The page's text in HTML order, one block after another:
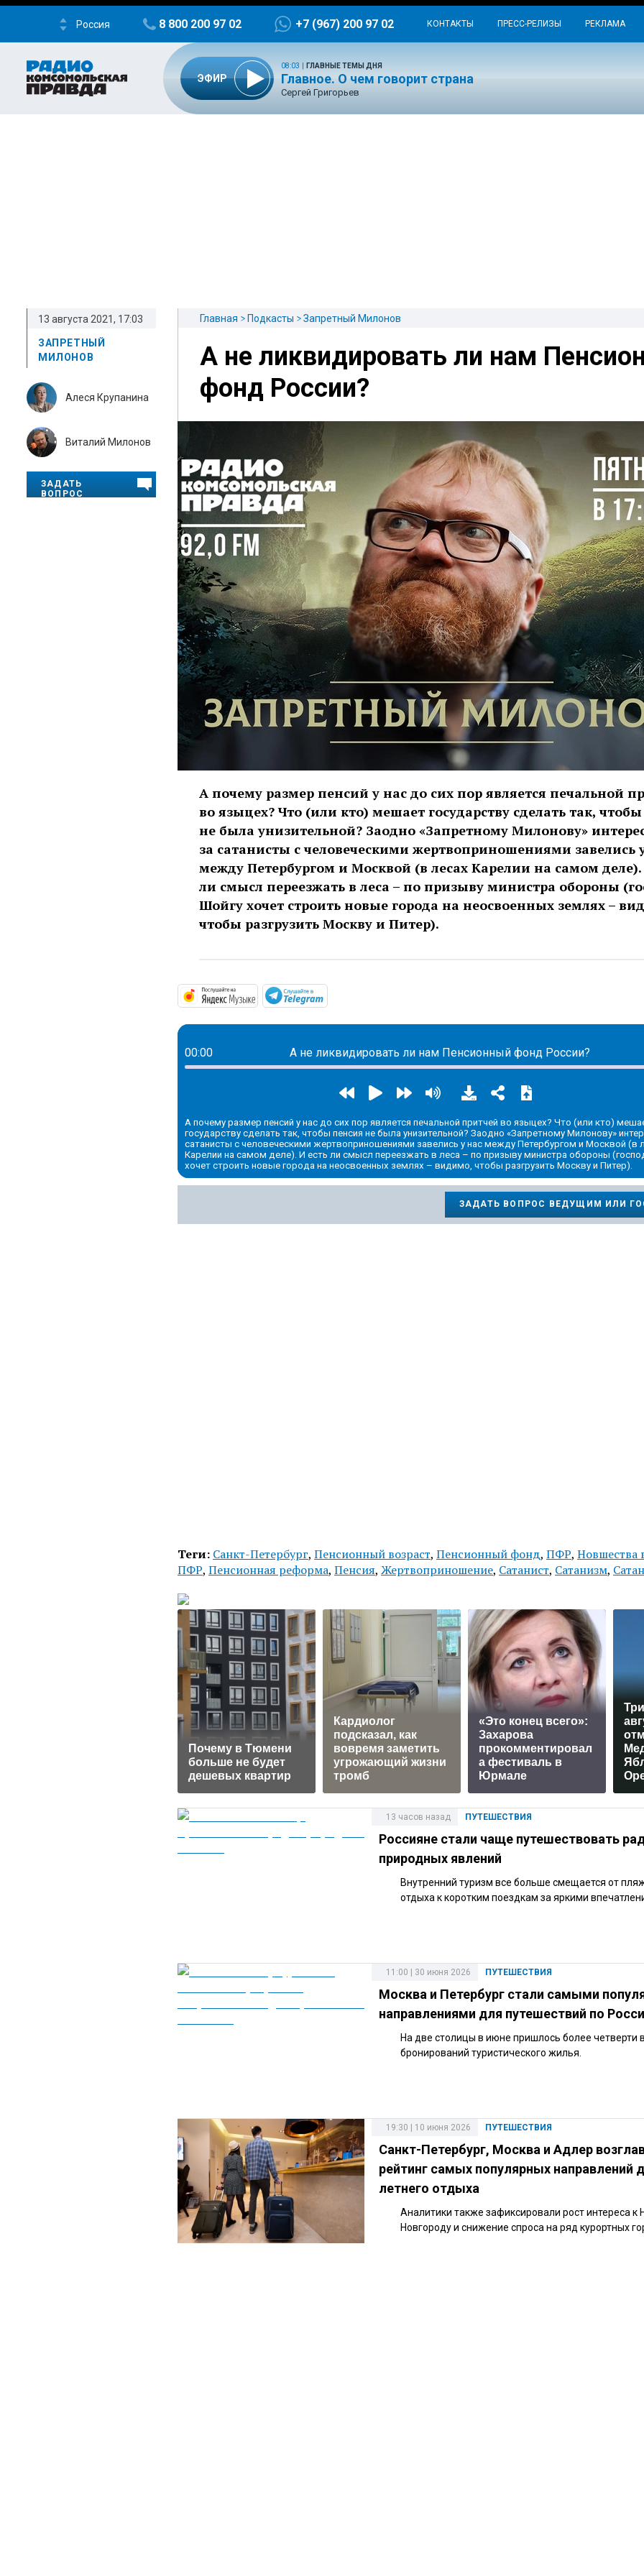
Россия 8 800 200 97 02 +7 (967) 200 97 02 КОНТАКТЫ ПРЕСС-РЕЛИЗЫ РЕКЛАМА
ЭФИР
08:03 ГЛАВНЫЕ ТЕМЫ ДНЯ
Главное. О чем говорит страна
Сергей Григорьев
Главная Подкасты Запретный Милонов
А не ликвидировать ли нам
фонд России?
А почему размер пенсий у нас до сих пор является печальной
во языцех? Что (или кто) мешает государству сделать так,
не была унизительной? Заодно «Запретному Милонову»
за сатанисты с человеческими жертвоприношениями завелись
между Петербургом и Москвой (в лесах Карелии на самом деле).
ли смысл переезжать в леса – по призыву министра обороны
Шойгу хочет строить новые города на неосвоенных землях –
чтобы разгрузить Москву и Питер).
https://music.yandex.ru/album/14555379
00:00 А не ликвидировать ли нам Пенсионный фонд России?
А почему размер пенсий у нас до сих пор является печальной притчей во языцех? Что (или кто)
государству сделать так, чтобы пенсия не была унизительной? Заодно «Запретному Милонову»
сатанисты с человеческими жертвоприношениями завелись у нас между Петербургом и Москвой (в
Карелии на самом деле). И есть ли смысл переезжать в леса – по призыву министра обороны
хочет строить новые города на неосвоенных землях – видимо, чтобы разгрузить Москву и Питер).
ЗАДАТЬ ВОПРОС ВЕДУЩИМ ИЛИ
13 августа 2021, 17:03
ЗАПРЕТНЫЙ
МИЛОНОВ
Алеся Крупанина
Виталий Милонов
ЗАДАТЬ
ВОПРОС
Теги: Санкт-Петербург, Пенсионный возраст, Пенсионный фонд, ПФР, Новшества
ПФР, Пенсионная реформа, Пенсия, Жертвоприношение, Сатанист, Сатанизм,
Почему в Тюмени
больше не будет
дешевых квартир
Кардиолог
подсказал, как
вовремя заметить
угрожающий жизни
тромб
«Это конец всего»:
Захарова
прокомментировал
а фестиваль в
Юрмале
ПУТЕШЕСТВИЯ
13 часов назад
Россияне стали чаще путешествовать
природных явлений
Внутренний туризм все больше смещается от
отдыха к коротким поездкам за яркими
ПУТЕШЕСТВИЯ
11:00 | 30 июня 2026
Москва и Петербург стали самыми
направлениями для путешествий по
На две столицы в июне пришлось более четверти
бронирований туристического жилья.
ПУТЕШЕСТВИЯ
19:30 | 10 июня 2026
Санкт-Петербург, Москва и Адлер
рейтинг самых популярных направлений
летнего отдыха
Аналитики также зафиксировали рост интереса к
Новгороду и снижение спроса на ряд курортных